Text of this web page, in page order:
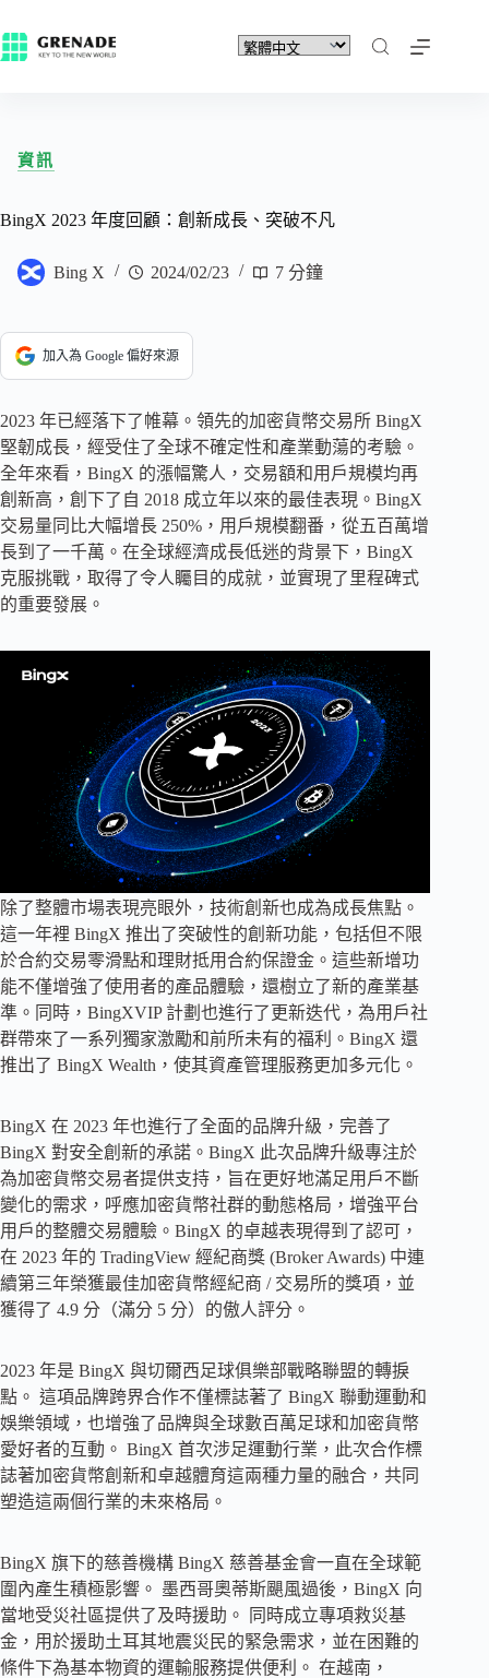
資訊
BingX 2023 年度回顧：創新成長、突破不凡
Bing X 2024/02/23 7 分鐘
加入為 Google 偏好來源
2023 年已經落下了帷幕。領先的加密貨幣交易所 BingX
堅韌成長，經受住了全球不確定性和產業動蕩的考驗。
全年來看，BingX 的漲幅驚人，交易額和用戶規模均再
創新高，創下了自 2018 成立年以來的最佳表現。BingX
交易量同比大幅增長 250%，用戶規模翻番，從五百萬增
長到了一千萬。在全球經濟成長低迷的背景下，BingX
克服挑戰，取得了令人矚目的成就，並實現了里程碑式
的重要發展。
除了整體市場表現亮眼外，技術創新也成為成長焦點。
這一年裡 BingX 推出了突破性的創新功能，包括但不限
於合約交易零滑點和理財抵用合約保證金。這些新增功
能不僅增強了使用者的產品體驗，還樹立了新的產業基
準。同時，BingXVIP 計劃也進行了更新迭代，為用戶社
群帶來了一系列獨家激勵和前所未有的福利。BingX 還
推出了 BingX Wealth，使其資產管理服務更加多元化。
BingX 在 2023 年也進行了全面的品牌升級，完善了
BingX 對安全創新的承諾。BingX 此次品牌升級專注於
為加密貨幣交易者提供支持，旨在更好地滿足用戶不斷
變化的需求，呼應加密貨幣社群的動態格局，增強平台
用戶的整體交易體驗。BingX 的卓越表現得到了認可，
在 2023 年的 TradingView 經紀商獎 (Broker Awards) 中連
續第三年榮獲最佳加密貨幣經紀商 / 交易所的獎項，並
獲得了 4.9 分（滿分 5 分）的傲人評分。
2023 年是 BingX 與切爾西足球俱樂部戰略聯盟的轉捩
點。 這項品牌跨界合作不僅標誌著了 BingX 聯動運動和
娛樂領域，也增強了品牌與全球數百萬足球和加密貨幣
愛好者的互動。 BingX 首次涉足運動行業，此次合作標
誌著加密貨幣創新和卓越體育這兩種力量的融合，共同
塑造這兩個行業的未來格局。
BingX 旗下的慈善機構 BingX 慈善基金會一直在全球範
圍內產生積極影響。 墨西哥奧蒂斯颶風過後，BingX 向
當地受災社區提供了及時援助。 同時成立專項救災基
金，用於援助土耳其地震災民的緊急需求，並在困難的
條件下為基本物資的運輸服務提供便利。 在越南，